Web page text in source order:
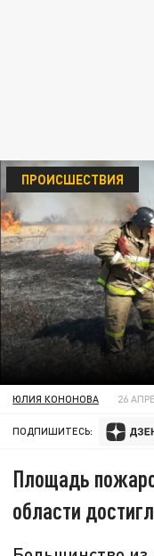
ПРОИСШЕСТВИЯ
ЮЛИЯ КОНОНОВА 26
ПОДПИШИТЕСЬ:
Площадь
области